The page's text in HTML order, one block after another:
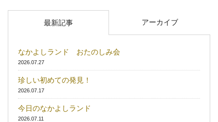
最新記事 アーカイブ
なかよしランド おたのしみ会
2026.07.27
珍しい初めての発見！
2026.07.17
今日のなかよしランド
2026.07.11